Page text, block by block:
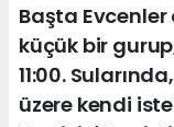
Başta Evcenler
küçük bir
11:00.
üzere kendi